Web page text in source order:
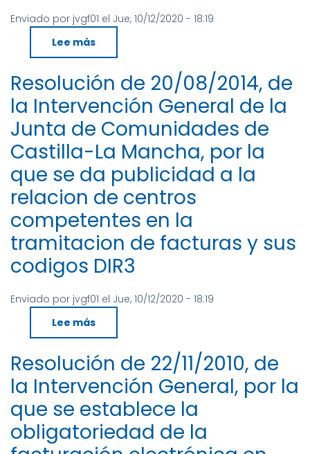
Enviado por jvgf01 el Jue, 10/12/2020 - 18:19
Lee más
de
10
de
octubre
de
2014,
de
la
de
Estado
de
Administraciones
Públicas
y
de
la
S.
de
Estado
de
Presupuestos,
por
que
se
técnicas
normalizadas
del
punto
general
de
entrada
de
facturas
electrónicas
Resolución de 20/08/2014, de
la Intervención General de la
Junta de Comunidades de
Castilla-La Mancha, por la
que se da publicidad a la
relacion de centros
competentes en la
tramitacion de facturas y sus
codigos DIR3
Enviado por jvgf01 el Jue, 10/12/2020 - 18:19
Lee más
de
20/08/2014,
de
la
Intervención
General
de
la
Junta
de
Comunidades
de
Resolución de 22/11/2010, de
la Intervención General, por la
que se establece la
obligatoriedad de la